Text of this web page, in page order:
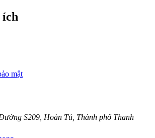
mật
S209, Hoàn Tú, Thành phố Thanh